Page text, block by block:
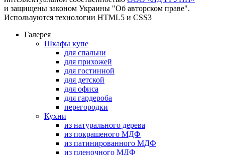
и защищены законом Украины "Об авторском праве".
Используются технологии HTML5 и CSS3
Галерея
Шкафы купе
для спальни
для прихожей
для гостинной
для детской
для офиса
для гардероба
перегородки
Кухни
из натурального дерева
из покрашеного МДФ
из патинированного МДФ
из пленочного МДФ